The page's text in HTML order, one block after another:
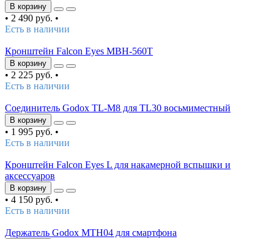
В корзину
• 2 490 руб. •
Есть в наличии
Кронштейн Falcon Eyes MBH-560T
В корзину
• 2 225 руб. •
Есть в наличии
Соединитель Godox TL-M8 для TL30 восьмиместный
В корзину
• 1 995 руб. •
Есть в наличии
Кронштейн Falcon Eyes L для накамерной вспышки и
аксессуаров
В корзину
• 4 150 руб. •
Есть в наличии
Держатель Godox MTH04 для смартфона